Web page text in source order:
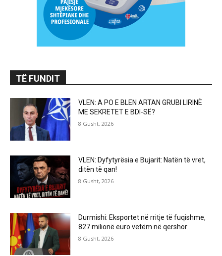
TË FUNDIT
VLEN: A PO E BLEN ARTAN GRUBI LIRINË
ME SEKRETET E BDI-SË?
8 Gusht, 2026
VLEN: Dyfytyrësia e Bujarit: Natën të vret,
ditën të qan!
8 Gusht, 2026
Durmishi: Eksportet në rritje të fuqishme,
827 milionë euro vetëm në qershor
8 Gusht, 2026